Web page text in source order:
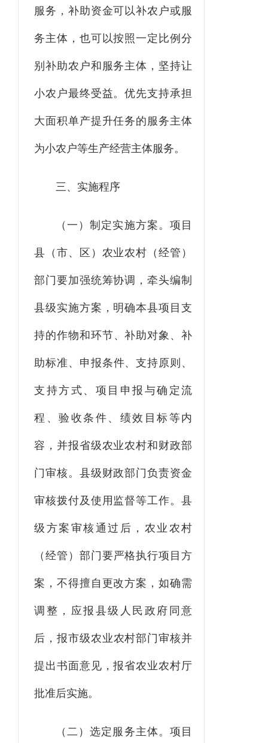
服务，补助资金可以补农户或服
务主体，也可以按照一定比例分
别补助农户和服务主体， 坚持让
小农户最终受益。优先支持承担
大面积单产提升任务的服务主体
为小农户等生产经营主体服务。
三、实施程序
（一）制定实施方案。项目
县 （市、区） 农业农村 （经管）
部门要加强统筹协调，牵头编制
县级实施方案，明确本县项目支
持的作物和环节、补助对象、补
助标准、 申报条件、支持原则、
支持方式 、项目申报与确定流
程、验收条件 、绩效目标等内
容 ， 并报省级农业农村和财政部
门审核。 县级财政部门负责资金
审核拨付及使用监督等工作。 县
级方案审核通过后，农业农村
（ 经管）部门 要严格执行项目方
案，不得擅自更改方案，如确需
调整， 应报县级人民政府同意
后， 报市级农业农村部门审核并
提出书面意见，报省农业农村厅
批准后实施。
（二）选定服务主体。 项目